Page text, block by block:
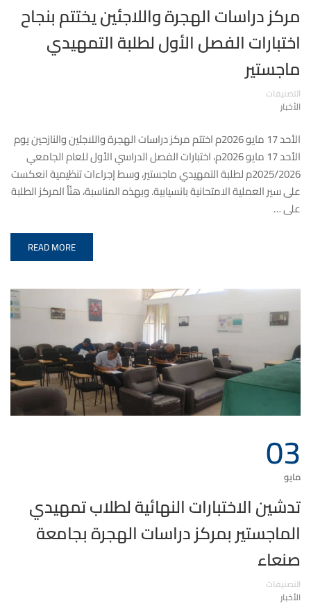
مركز دراسات الهجرة واللاجئين يختتم بنجاح
اختبارات الفصل الأول لطلبة التمهيدي
ماجستير
التصنيفات
الأخبار
الأحد 17 مايو 2026م اختتم مركز دراسات الهجرة واللاجئين والنازحين يوم
الأحد 17 مايو 2026م، اختبارات الفصل الدراسي الأول للعام الجامعي
2025/2026م لطلبة التمهيدي ماجستير، وسط إجراءات تنظيمية انعكست
على سير العملية الامتحانية بانسيابية. وبهذه المناسبة، هنّأ المركز الطلبة
على …
READ MORE
03
مايو
تدشين الاختبارات النهائية لطلاب تمهيدي
الماجستير بمركز دراسات الهجرة بجامعة
صنعاء
التصنيفات
الأخبار